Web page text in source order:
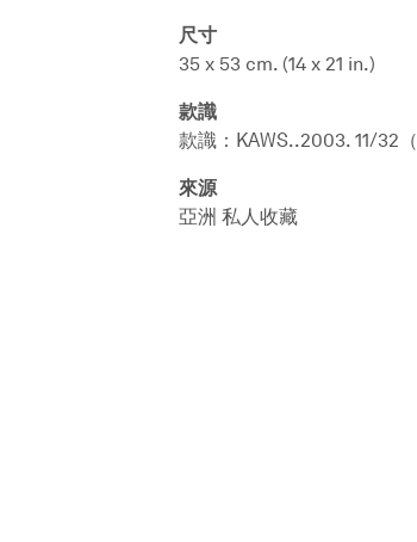
尺寸
35 x 53 cm. (14 x 21 in.)
款識
款識：KAWS..2003. 11/32（
來源
亞洲 私人收藏